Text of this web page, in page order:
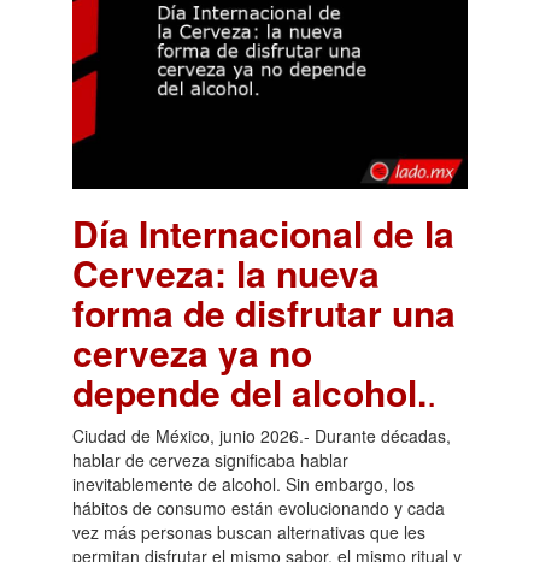
Día Internacional de la
Cerveza: la nueva
forma de disfrutar una
cerveza ya no
depende del alcohol..
Ciudad de México, junio 2026.- Durante décadas,
hablar de cerveza significaba hablar
inevitablemente de alcohol. Sin embargo, los
hábitos de consumo están evolucionando y cada
vez más personas buscan alternativas que les
permitan disfrutar el mismo sabor, el mismo ritual y